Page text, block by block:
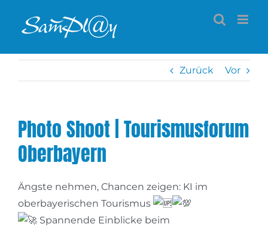
Inhalt
Zurück Vor
Photo Shoot | Tourismusforum
Oberbayern
Ängste nehmen, Chancen zeigen: KI im
oberbayerischen Tourismus
Spannende Einblicke beim